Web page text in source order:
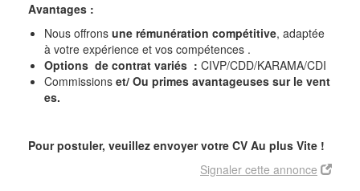
Avantages :
Nous offrons une rémunération compétitive, adaptée
à votre expérience et vos compétences .
Options de contrat variés : CIVP/CDD/KARAMA/CDI
Commissions et/ Ou primes avantageuses sur le vent
es.
Pour postuler, veuillez envoyer votre CV Au plus Vite !
Signaler cette annonce